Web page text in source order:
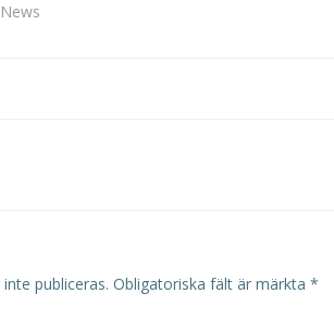
publiceras. Obligatoriska fält är märkta *